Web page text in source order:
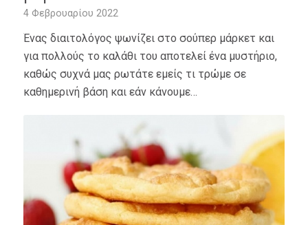
4 Φεβρουαρίου 2022
Ένας διαιτολόγος ψωνίζει στο σούπερ μάρκετ και
για πολλούς το καλάθι του αποτελεί ένα μυστήριο,
καθώς συχνά μας ρωτάτε εμείς τι τρώμε σε
καθημερινή βάση και εάν κάνουμε…